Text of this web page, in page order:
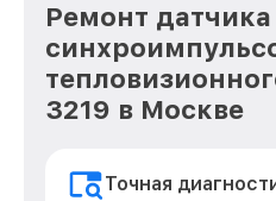
Ремонт датчика
3219 в Москве
Точная